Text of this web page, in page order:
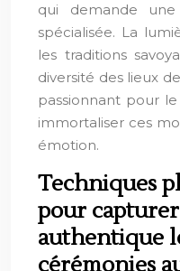
qui demande une
spécialisée. La
les traditions
diversité des lieux
passionnant pour
immortaliser ces
émotion.
Techniques
pour
authentique
cérémonies